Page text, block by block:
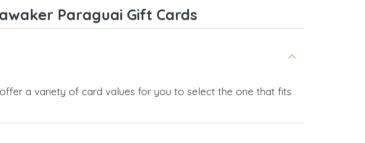
Nas
Paraguai Gift Cards
a variety of card values for you to select the one that fits